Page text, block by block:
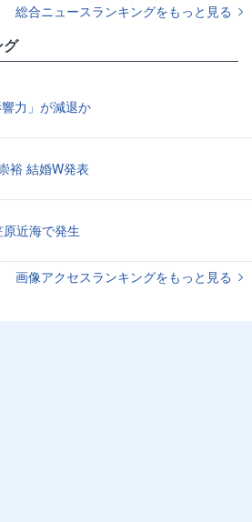
総合ニュースランキングをもっと見る
グ
力」が減退か
裕 結婚W発表
近海で発生
画像アクセスランキングをもっと見る